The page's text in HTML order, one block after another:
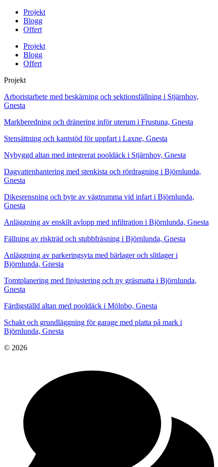
Projekt
Blogg
Offert
Projekt
Blogg
Offert
Projekt
Arboristarbete med beskärning och sektionsfällning i Stjärnhov,
Gnesta
Markberedning och dränering inför uterum i Frustuna, Gnesta
Stensättning och kantstöd för uppfart i Laxne, Gnesta
Nybyggd altan med integrerat pooldäck i Stjärnhov, Gnesta
Dagvattenhantering med stenkista och rördragning i Björnlunda,
Gnesta
Dikesrensning och byte av vägtrumma vid infart i Björnlunda,
Gnesta
Anläggning av enskilt avlopp med infiltration i Björnlunda, Gnesta
Fällning av riskträd och stubbfräsning i Björnlunda, Gnesta
Anläggning av parkeringsyta med bärlager och slitlager i
Björnlunda, Gnesta
Tomtplanering med finjustering och ny gräsmatta i Björnlunda,
Gnesta
Färdigställd altan med pooldäck i Mölnbo, Gnesta
Schakt och grundläggning för garage med platta på mark i
Björnlunda, Gnesta
© 2026